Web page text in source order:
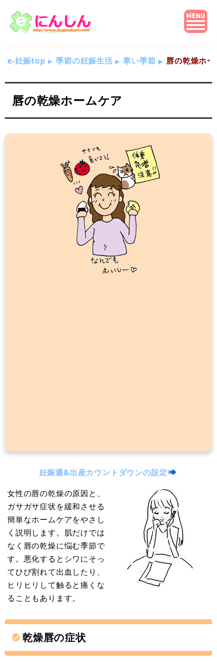
e-妊娠top 季節の妊娠生活 寒い季節 唇の乾燥ホ
唇の乾燥ホームケア
妊娠週&出産カウントダウンの設定
女性の唇の乾燥の原因と、
ガサガサ症状を緩和させる
簡単なホームケアをやさし
く説明します。肌だけでは
なく唇の乾燥に悩む季節で
す。悪化するとシワにそっ
てひび割れて出血したり、
ヒリヒリして触ると痛くな
ることもあります。
乾燥唇の症状